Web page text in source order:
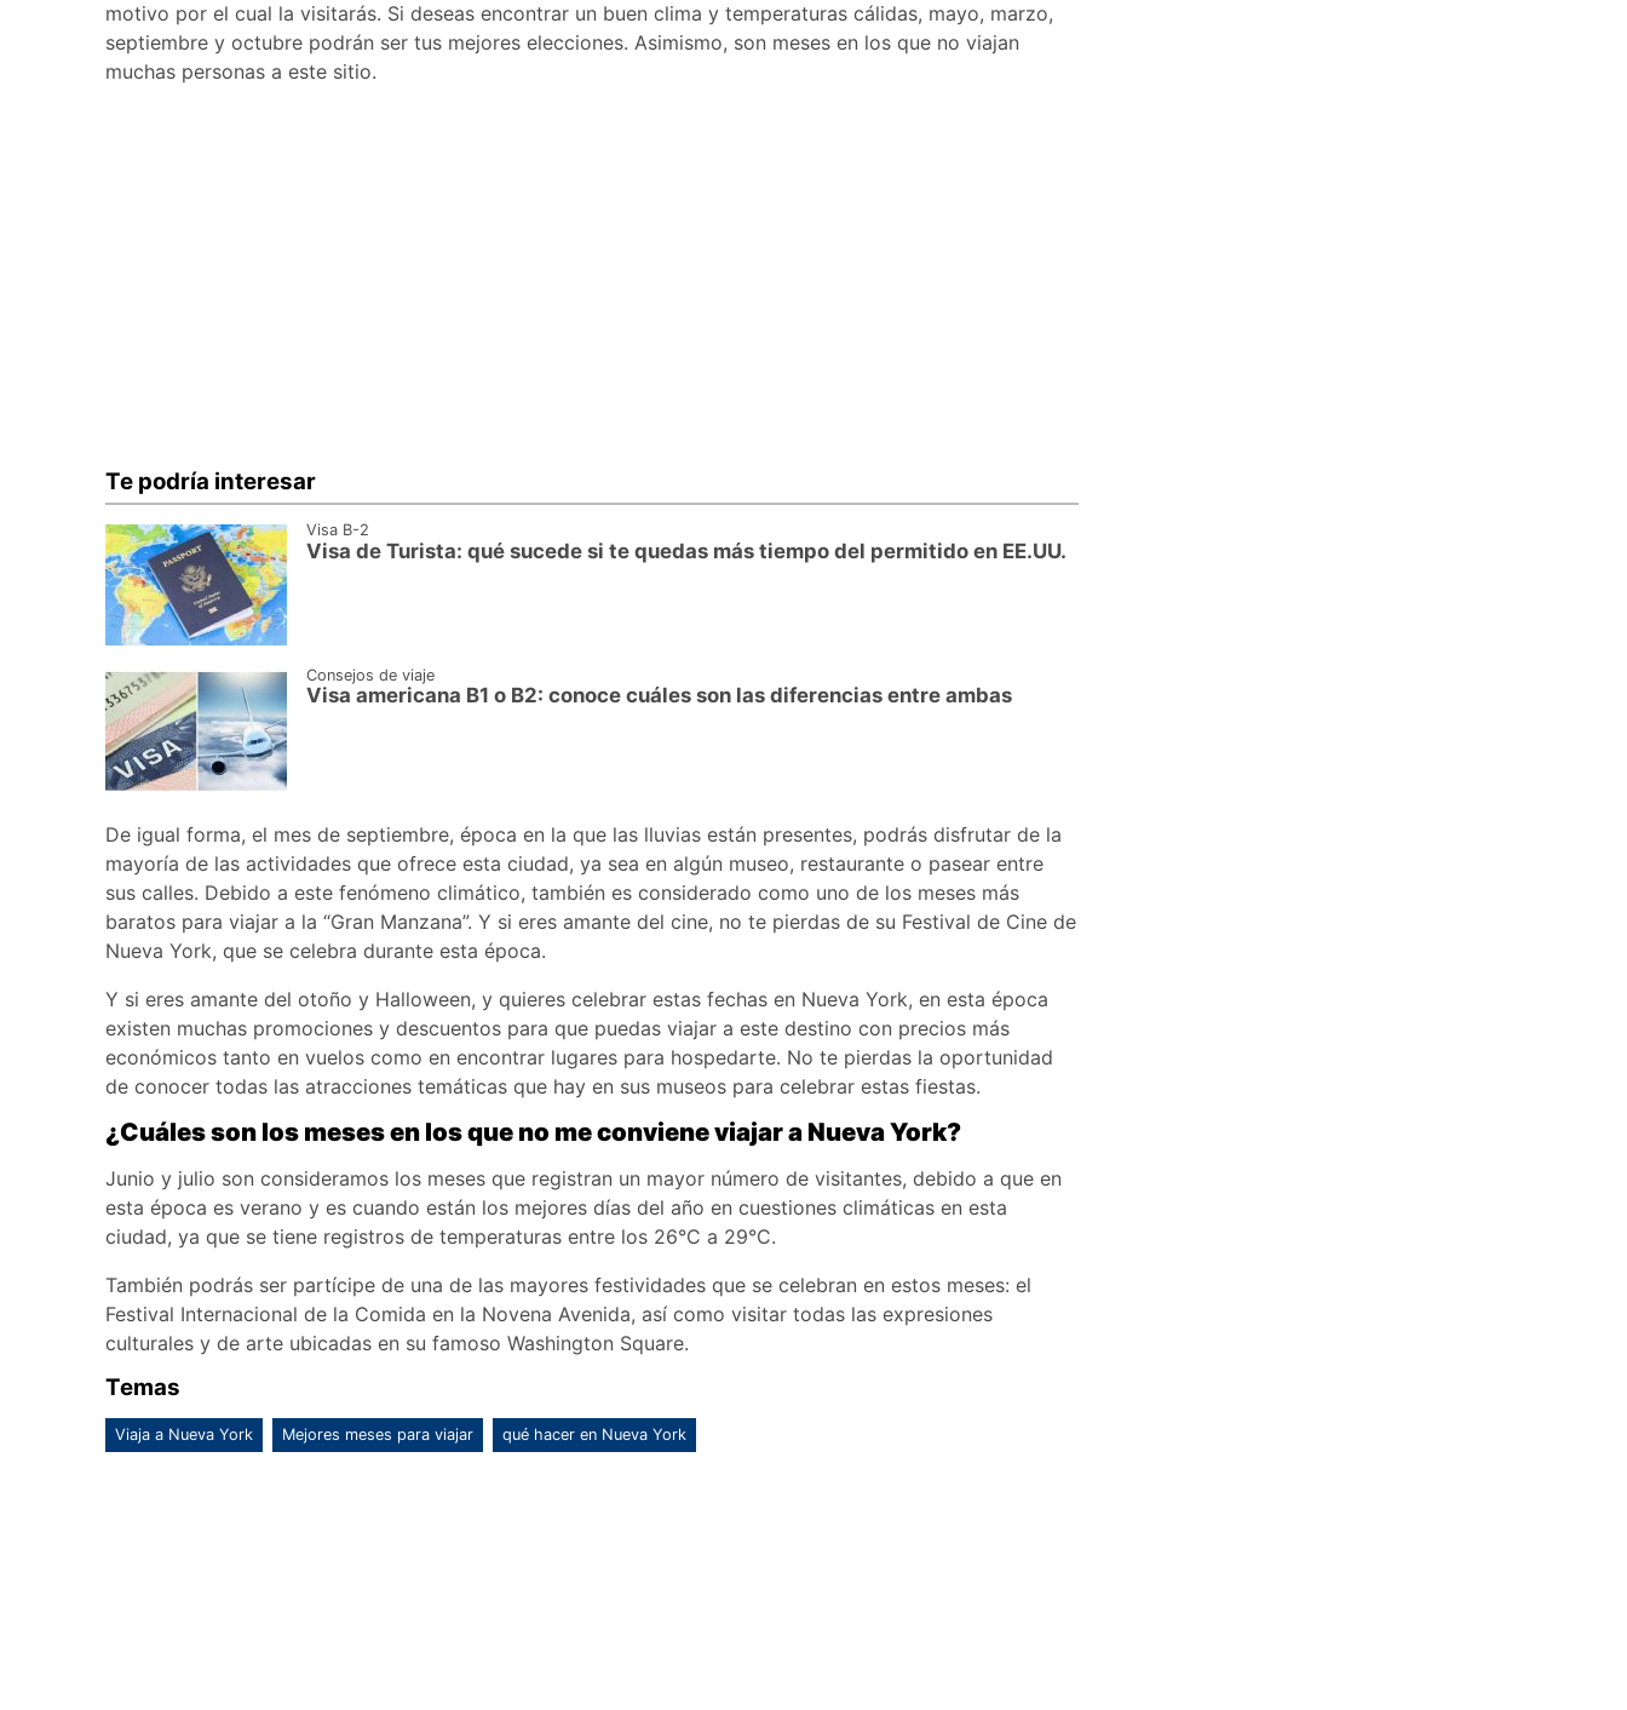
motivo por el cual la visitarás. Si deseas encontrar un buen clima y temperaturas cálidas, mayo, marzo,
septiembre y octubre podrán ser tus mejores elecciones. Asimismo, son meses en los que no viajan
muchas personas a este sitio.
Te podría interesar
Visa B-2
Visa de Turista: qué sucede si te quedas más tiempo del permitido en EE.UU.
Consejos de viaje
Visa americana B1 o B2: conoce cuáles son las diferencias entre ambas
De igual forma, el mes de septiembre, época en la que las lluvias están presentes, podrás disfrutar de la
mayoría de las actividades que ofrece esta ciudad, ya sea en algún museo, restaurante o pasear entre
sus calles. Debido a este fenómeno climático, también es considerado como uno de los meses más
baratos para viajar a la “Gran Manzana”. Y si eres amante del cine, no te pierdas de su Festival de Cine de
Nueva York, que se celebra durante esta época.
Y si eres amante del otoño y Halloween, y quieres celebrar estas fechas en Nueva York, en esta época
existen muchas promociones y descuentos para que puedas viajar a este destino con precios más
económicos tanto en vuelos como en encontrar lugares para hospedarte. No te pierdas la oportunidad
de conocer todas las atracciones temáticas que hay en sus museos para celebrar estas fiestas.
¿Cuáles son los meses en los que no me conviene viajar a Nueva York?
Junio y julio son consideramos los meses que registran un mayor número de visitantes, debido a que en
esta época es verano y es cuando están los mejores días del año en cuestiones climáticas en esta
ciudad, ya que se tiene registros de temperaturas entre los 26°C a 29°C.
También podrás ser partícipe de una de las mayores festividades que se celebran en estos meses: el
Festival Internacional de la Comida en la Novena Avenida, así como visitar todas las expresiones
culturales y de arte ubicadas en su famoso Washington Square.
Temas
Viaja a Nueva York Mejores meses para viajar qué hacer en Nueva York